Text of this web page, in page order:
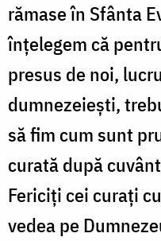
rămase în Sfânta
înțelegem că
presus de noi,
dumnezeiești,
să fim cum sunt
curată după
Fericiți cei curați
vedea pe